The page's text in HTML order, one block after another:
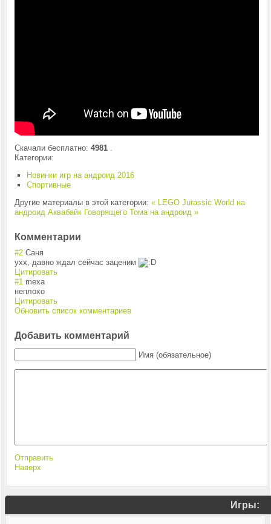
Скачали бесплатно: 4981.
Категории:
Новинки игр на андроид 2016
Спортивные
Другие материалы в этой категории: « LEGO Jurassic World на
андроид Аквабайк Говорящего Тома на андроид »
Комментарии
#2 Саня
ухх, давно ждал сейчас заценим
Цитировать
#1 mexa
неплохо
Цитировать
Обновить список комментариев
Добавить комментарий
Имя (обязательное)
Отправить
Наверх
Игры: